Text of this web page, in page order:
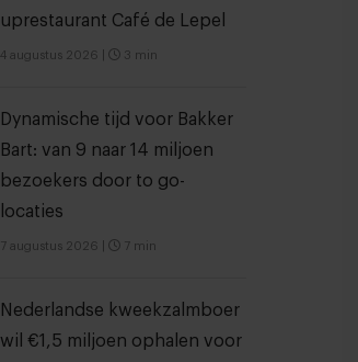
uprestaurant Café de Lepel
4 augustus 2026 3 min
Dynamische tijd voor Bakker
Bart: van 9 naar 14 miljoen
bezoekers door to go-
locaties
7 augustus 2026 7 min
Nederlandse kweekzalmboer
wil €1,5 miljoen ophalen voor